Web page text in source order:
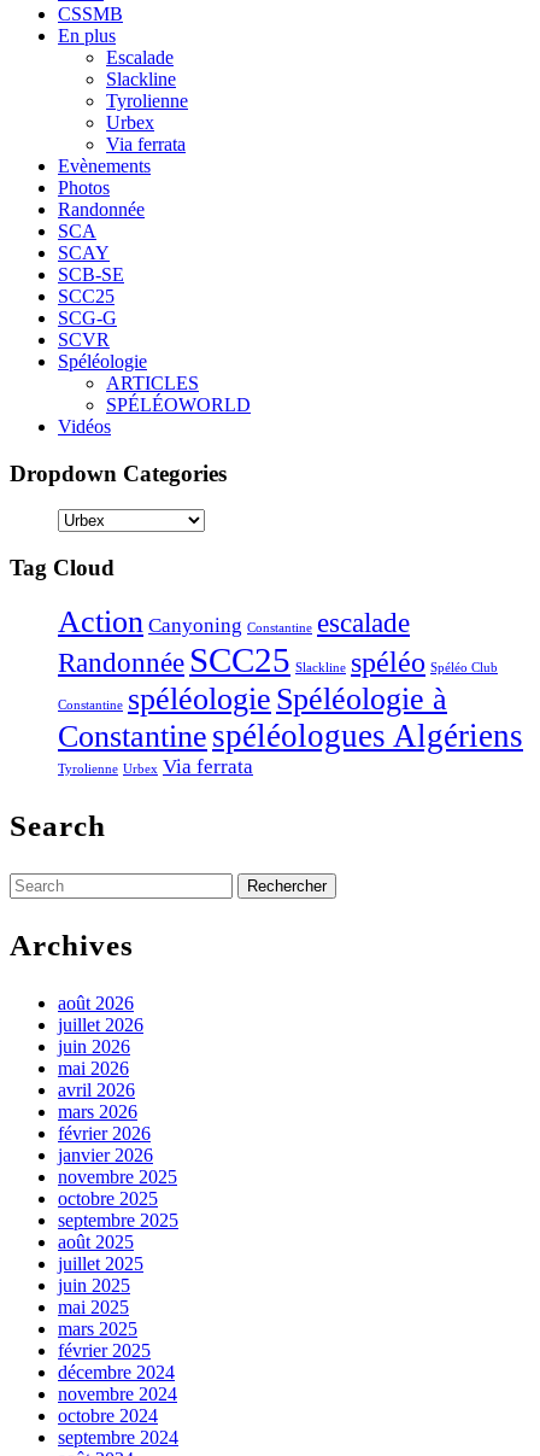
CSSMB
En plus
Escalade
Slackline
Tyrolienne
Urbex
Via ferrata
Evènements
Photos
Randonnée
SCA
SCAY
SCB-SE
SCC25
SCG-G
SCVR
Spéléologie
ARTICLES
SPÉLÉOWORLD
Vidéos
Dropdown Categories
Tag Cloud
Action Canyoning Constantine escalade
Randonnée SCC25 Slackline spéléo Spéléo Club
Constantine spéléologie Spéléologie à
Constantine spéléologues Algériens
Tyrolienne Urbex Via ferrata
Search
Search
for:
Archives
août 2026
juillet 2026
juin 2026
mai 2026
avril 2026
mars 2026
février 2026
janvier 2026
novembre 2025
octobre 2025
septembre 2025
août 2025
juillet 2025
juin 2025
mai 2025
mars 2025
février 2025
décembre 2024
novembre 2024
octobre 2024
septembre 2024